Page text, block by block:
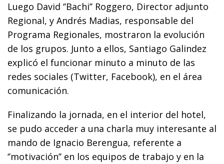
Luego David ‘’Bachi’’ Roggero, Director adjunto
Regional, y Andrés Madias, responsable del
Programa Regionales, mostraron la evolución
de los grupos. Junto a ellos, Santiago Galindez
explicó el funcionar minuto a minuto de las
redes sociales (Twitter, Facebook), en el área
comunicación.
Finalizando la jornada, en el interior del hotel,
se pudo acceder a una charla muy interesante al
mando de Ignacio Berengua, referente a
‘’motivación’’ en los equipos de trabajo y en la